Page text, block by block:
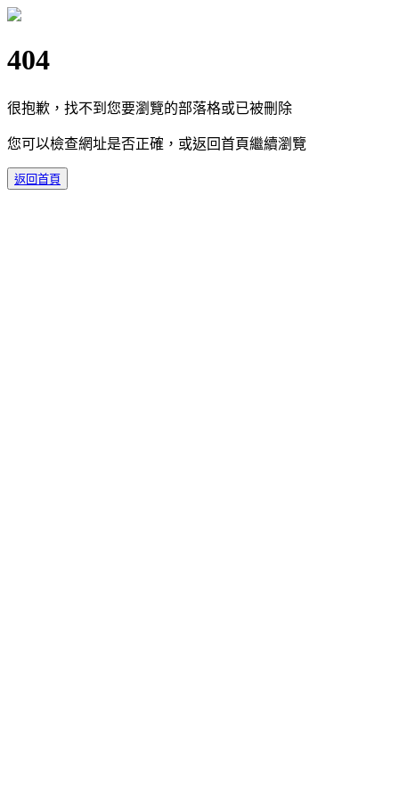
404
很抱歉，找不到您要瀏覽的部落格或已被刪除
您可以檢查網址是否正確，或返回首頁繼續瀏覽
返回首頁